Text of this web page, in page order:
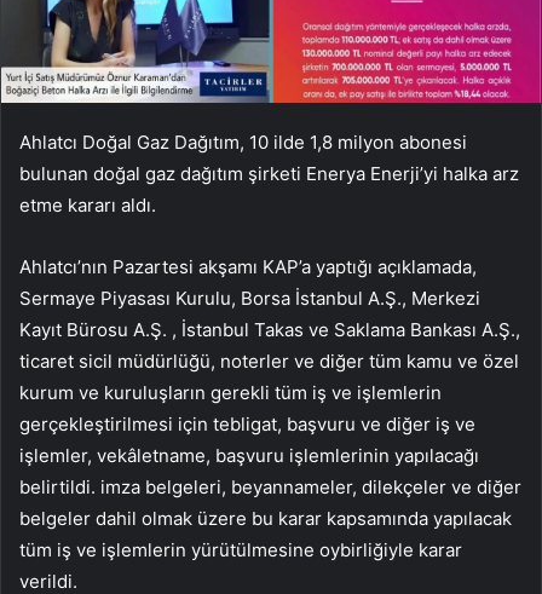
Ahlatcı Doğal Gaz Dağıtım, 10 ilde 1,8 milyon abonesi
bulunan doğal gaz dağıtım şirketi Enerya Enerji’yi halka arz
etme kararı aldı.
Ahlatcı’nın Pazartesi akşamı KAP’a yaptığı açıklamada,
Sermaye Piyasası Kurulu, Borsa İstanbul A.Ş., Merkezi
Kayıt Bürosu A.Ş. , İstanbul Takas ve Saklama Bankası A.Ş.,
ticaret sicil müdürlüğü, noterler ve diğer tüm kamu ve özel
kurum ve kuruluşların gerekli tüm iş ve işlemlerin
gerçekleştirilmesi için tebligat, başvuru ve diğer iş ve
işlemler, vekâletname, başvuru işlemlerinin yapılacağı
belirtildi. imza belgeleri, beyannameler, dilekçeler ve diğer
belgeler dahil olmak üzere bu karar kapsamında yapılacak
tüm iş ve işlemlerin yürütülmesine oybirliğiyle karar
verildi.